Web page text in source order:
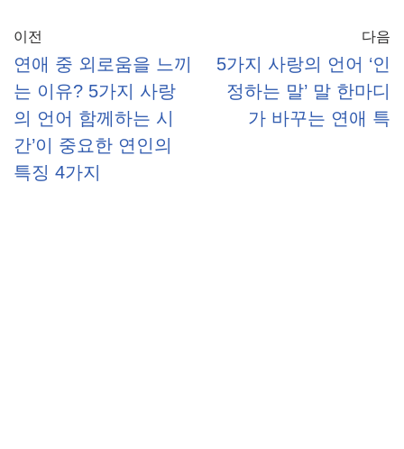
이전
연애 중 외로움을 느끼
는 이유? 5가지 사랑
의 언어 함께하는 시
간’이 중요한 연인의
특징 4가지
다음
5가지 사랑의 언어 ‘인
정하는 말’ 말 한마디
가 바꾸는 연애 특